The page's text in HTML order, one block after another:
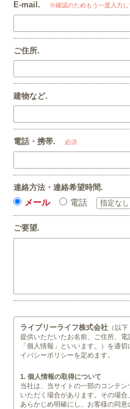
E-mail. ※確認のためもう一度入力し
ご住所.
建物など.
電話・携帯. 必須
連絡方法・連絡希望時間.
メール 電話
ご要望.
ライブリーライフ株式会社 （以
提供いただいたお名前、ご住所、
「個人情報」といいます。）を適
イバシーポリシーを定めます。
1. 個人情報の取得について
当社は、当サイトの一部のコンテ
いただく場合があります。その場
あらかじめ明確にし、お客様の同